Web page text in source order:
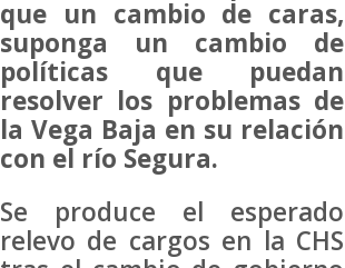
que un cambio de caras,
suponga un cambio de
políticas que puedan
resolver los problemas de
la Vega Baja en su relación
con el río Segura.
Se produce el esperado
relevo de cargos en la CHS